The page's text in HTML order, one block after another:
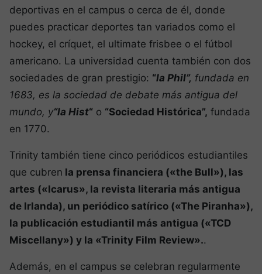
deportivas en el campus o cerca de él, donde
puedes practicar deportes tan variados como el
hockey, el críquet, el ultimate frisbee o el fútbol
americano. La universidad cuenta también con dos
sociedades de gran prestigio: “la Phil”, fundada en
1683, es la sociedad de debate más antigua del
mundo, y“la Hist“ o “Sociedad Histórica”, fundada
en 1770.
Trinity también tiene cinco periódicos estudiantiles
que cubren la prensa financiera («the Bull»), las
artes («Icarus», la revista literaria más antigua
de Irlanda), un periódico satírico («The Piranha»),
la publicación estudiantil más antigua («TCD
Miscellany») y la «Trinity Film Review»..
Además, en el campus se celebran regularmente